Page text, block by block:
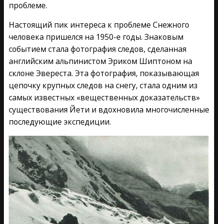
проблеме.
Настоящий пик интереса к проблеме Снежного
человека пришелся на 1950-е годы. Знаковым
событием стала фотография следов, сделанная
английским альпинистом Эриком Шиптоном на
склоне Эвереста. Эта фотография, показывающая
цепочку крупных следов на снегу, стала одним из
самых известных «вещественных доказательств»
существования Йети и вдохновила многочисленные
последующие экспедиции.